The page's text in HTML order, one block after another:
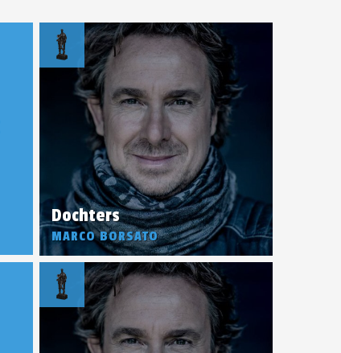
Dochters
MARCO BORSATO